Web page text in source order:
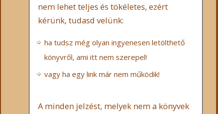
nem lehet teljes és tökéletes, ezért
kérünk, tudasd velünk:
ha tudsz még olyan ingyenesen letölthető
könyvről, ami itt nem szerepel!
vagy ha egy link már nem működik!
A minden jelzést, melyek nem a könyvek